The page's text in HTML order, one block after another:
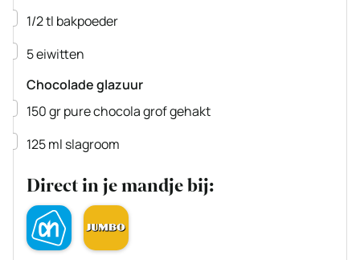
▢
1/2tl bakpoeder
▢
5eiwitten
Chocolade glazuur
▢
150grpure chocolagrof gehakt
▢
125ml slagroom
Direct in je mandje bij: